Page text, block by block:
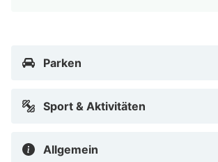
Parken
Sport & Aktivitäten
Allgemein